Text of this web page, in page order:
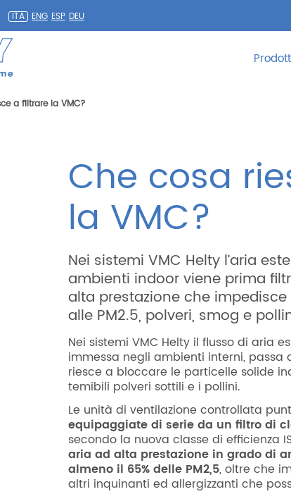
ITA ENG ESP DEU
a filtrare la VMC?
Che cosa
la VMC?
Nei sistemi VMC Helty l’aria
ambienti indoor viene prima
alta prestazione che
alle PM2.5, polveri, smog e
Nei sistemi VMC Helty il flusso di aria
immessa negli ambienti interni,
riesce a bloccare le particelle solide
temibili polveri sottili e i pollini.
Le unità di ventilazione controllata
equipaggiate di serie da un filtro di
secondo la nuova classe di efficienza
aria ad alta prestazione in grado di
almeno il 65% delle PM2,5, oltre che
altri inquinanti ed allergizzanti che